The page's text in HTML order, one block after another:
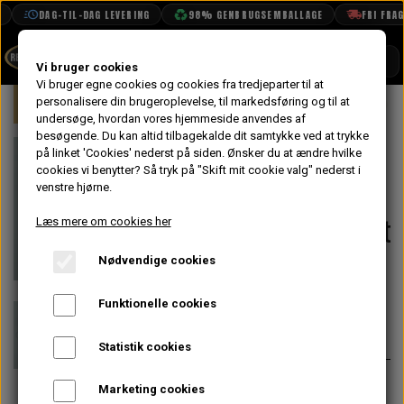
DAG-TIL-DAG LEVERING 98% GENBRUGSEMBALLAGE FRI
BOOK TID
PROJEKTER
TEKNISK DATA
VANDPOLERING
Forside Mini Undervogn & Styrtøj For
På lager
Forbro Gummi
Tværvange/Midt
Oval 1976->
38,40 kr.
Der skal bruges 2 stk - på
Vi bruger cookies
Vi bruger egne cookies og cookies fra tredjeparter til at
personalisere din brugeroplevelse, til markedsføring og til at
undersøge, hvordan vores hjemmeside anvendes af
besøgende. Du kan altid tilbagekalde dit samtykke ved at trykke
på linket 'Cookies' nederst på siden. Ønsker du at ændre hvilke
cookies vi benytter? Så tryk på "Skift mit cookie valg" nederst i
venstre hjørne.
Læs mere om cookies her
Nødvendige cookies
Funktionelle cookies
Statistik cookies
Marketing cookies